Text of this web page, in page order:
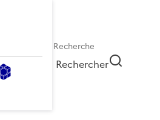
Rechercher